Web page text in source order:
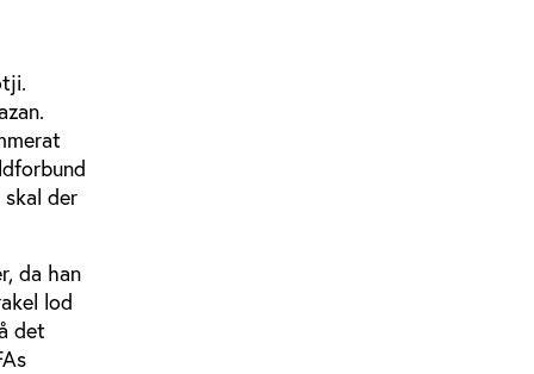
der
da han
lod
det